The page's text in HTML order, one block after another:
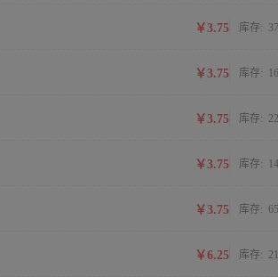
￥3.75 库存:
￥3.75 库存:
￥3.75 库存:
￥3.75 库存:
￥3.75 库存: 65
￥6.25 库存: